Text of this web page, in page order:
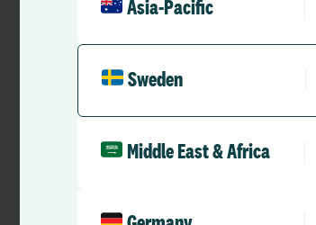
Asia-Pacific
Sweden
Middle East & Africa
Fler avsnitt av